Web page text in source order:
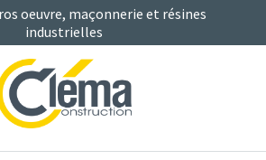
oeuvre, maçonnerie et résines
industrielles